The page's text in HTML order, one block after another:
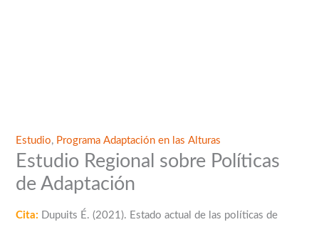
Estudio, Programa Adaptación en las Alturas
Estudio Regional sobre Políticas
de Adaptación
Cita: Dupuits É. (2021). Estado actual de las políticas de